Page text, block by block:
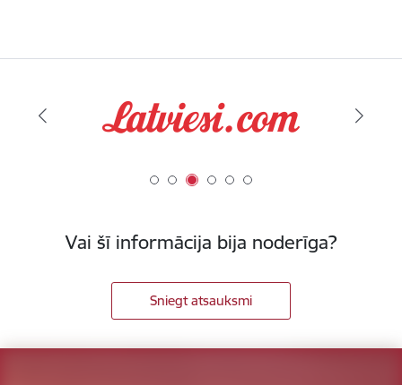
Vai šī informācija bija noderīga?
Sniegt atsauksmi